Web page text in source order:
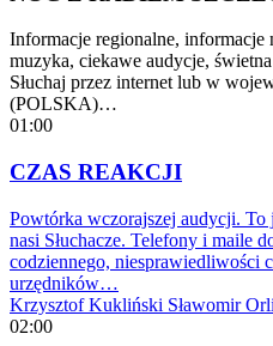
Informacje regionalne, informacje
muzyka, ciekawe audycje,
Słuchaj przez internet lub w
(POLSKA)…
01:00
CZAS REAKCJI
Powtórka wczorajszej audycji. To
nasi Słuchacze. Telefony i maile
codziennego, niesprawiedliwości
urzędników…
Krzysztof Kukliński Sławomir
02:00